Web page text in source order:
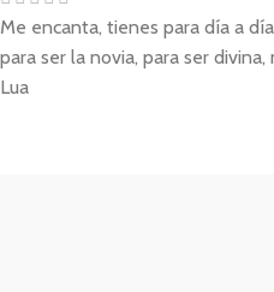
Me encanta, tienes para día a
para ser la novia, para ser divina,
Lua